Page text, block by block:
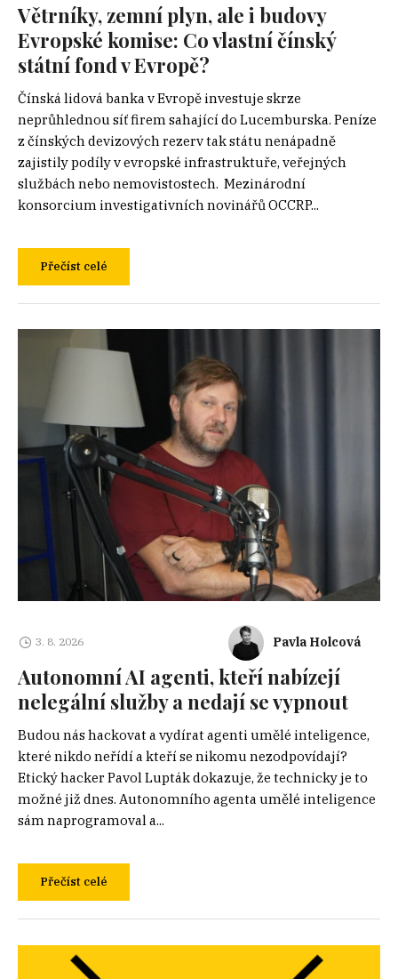
Větrníky, zemní plyn, ale i budovy
Evropské komise: Co vlastní čínský
státní fond v Evropě?
Čínská lidová banka v Evropě investuje skrze
neprůhlednou síť firem sahající do Lucemburska. Peníze
z čínských devizových rezerv tak státu nenápadně
zajistily podíly v evropské infrastruktuře, veřejných
službách nebo nemovistostech. Mezinárodní
konsorcium investigativních novinářů OCCRP...
Přečíst celé
3. 8. 2026 Pavla Holcová
Autonomní AI agenti, kteří nabízejí
nelegální služby a nedají se vypnout
Budou nás hackovat a vydírat agenti umělé inteligence,
které nikdo neřídí a kteří se nikomu nezodpovídají?
Etický hacker Pavol Lupták dokazuje, že technicky je to
možné již dnes. Autonomního agenta umělé inteligence
sám naprogramoval a...
Přečíst celé